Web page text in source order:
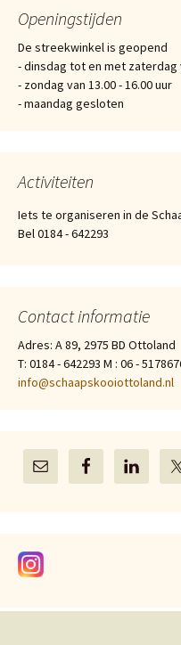
Openingstijden
De streekwinkel is geopend
- dinsdag tot en met zaterdag
- zondag van 13.00 - 16.00 uur
- maandag gesloten
Activiteiten
Iets te organiseren in de
Bel 0184 - 642293
Contact informatie
Adres: A 89, 2975 BD Ottoland
T: 0184 - 642293 M : 06 -
info@schaapskooiottoland.nl